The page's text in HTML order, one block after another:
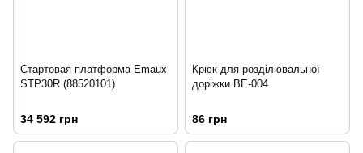
Стартовая платформа Emaux
STP30R (88520101)
34 592 грн
Крюк для розділювальної
доріжки BE-004
86 грн